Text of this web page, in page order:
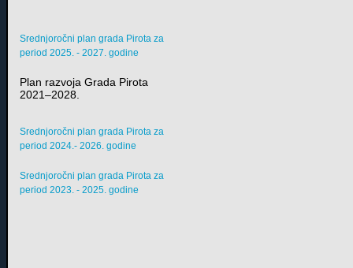
Srednjoročni plan grada Pirota za
period 2025. - 2027. godine
Plan razvoja Grada Pirota
2021–2028.
Srednjoročni plan grada Pirota za
period 2024.- 2026. godine
Srednjoročni plan grada Pirota za
period 2023. - 2025. godine